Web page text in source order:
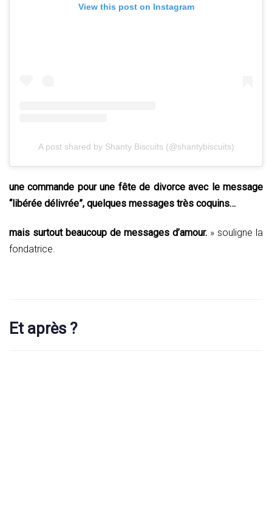
View this post on Instagram
A post shared by Shanty Biscuits (@shantybiscuits)
une commande pour une fête de divorce avec le message
“libérée délivrée”, quelques messages très coquins…
mais surtout beaucoup de messages d’amour. » souligne la
fondatrice.
Et après ?